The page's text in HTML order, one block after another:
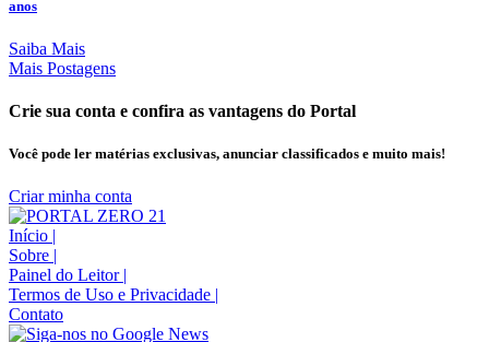
anos
Saiba Mais
Mais Postagens
Crie sua conta e confira as vantagens do Portal
Você pode ler matérias exclusivas, anunciar classificados e muito mais!
Criar minha conta
Início
Sobre
Painel do Leitor
Termos de Uso e Privacidade
Contato